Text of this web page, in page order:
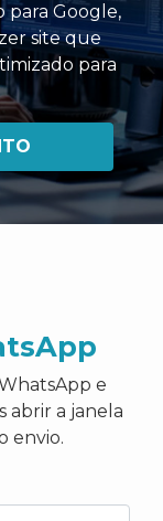
para Google,
site que
para
e
abrir a janela
envio.